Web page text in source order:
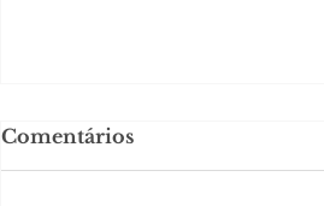
Comentários